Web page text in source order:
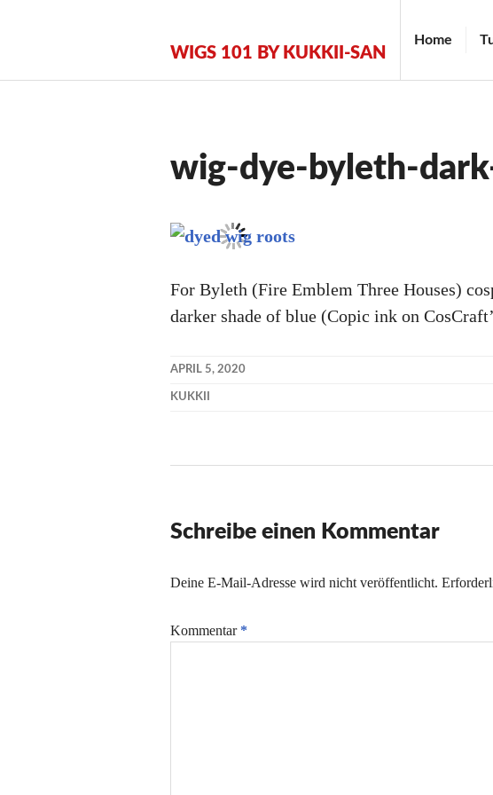
WIGS 101 BY KUKKII-SAN
Home
wig-dye-byleth-
For Byleth (Fire Emblem Three Houses)
darker shade of blue (Copic ink on
APRIL 5, 2020
KUKKII
Schreibe einen Kommentar
Deine E-Mail-Adresse wird nicht veröffentlicht.
Kommentar *